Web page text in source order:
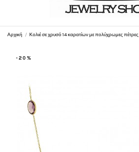
Αρχική Κολιέ σε χρυσό 14 καρατίων με πολύχρωμες πέτρες
-20%